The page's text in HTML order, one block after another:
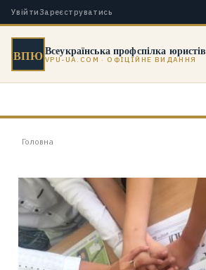
Увійти Зареєструватись
ВПЮВсеукраїнська профспілка юристів
VPU-UA.COM · ОФІЦІЙНЕ ВИДАННЯ
Головна